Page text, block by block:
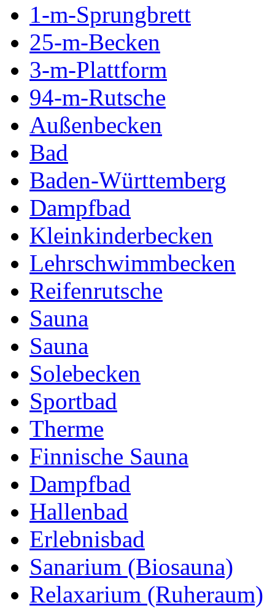
1-m-Sprungbrett
25-m-Becken
3-m-Plattform
94-m-Rutsche
Außenbecken
Bad
Baden-Württemberg
Dampfbad
Kleinkinderbecken
Lehrschwimmbecken
Reifenrutsche
Sauna
Sauna
Solebecken
Sportbad
Therme
Finnische Sauna
Dampfbad
Hallenbad
Erlebnisbad
Sanarium (Biosauna)
Relaxarium (Ruheraum)